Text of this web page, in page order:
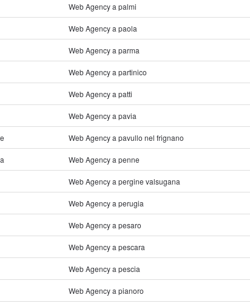
Web Agency a palmi
Web Agency a paola
Web Agency a parma
Web Agency a partinico
Web Agency a patti
Web Agency a pavia
Web Agency a pavullo nel frignano
Web Agency a penne
Web Agency a pergine valsugana
Web Agency a perugia
Web Agency a pesaro
Web Agency a pescara
Web Agency a pescia
Web Agency a pianoro